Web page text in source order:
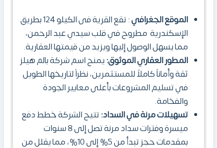
الموقع الجغرافي
: تقع القرية فى الكيلو 124 بطريق
الإسكندرية مطروح في قلب سيدي عبد الرحمن،
مما يسهل الوصول إليها ويزيد من قيمتها العقارية.
المطور العقاري الموثوق:يمنح اسم شركة بالم هيلز
ثقة وأماناً كاملاً للمستثمرين، نظراً لتاريخها الطويل
في تسليم المشروعات بأعلى معايير الجودة
والفخامة.
تسهيلات مرنة في السداد:تتيح الشركة خطط دفع
ميسرة وفترات سداد مرنة تصل إلى 8 سنوات
بمقدمات حجز تبدأ من 5% إلى 10%، مما يقلل من